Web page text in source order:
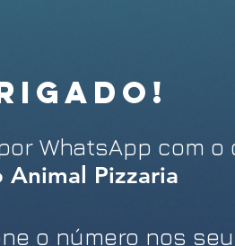
WhatsApp com
Animal Pizzaria
o número nos